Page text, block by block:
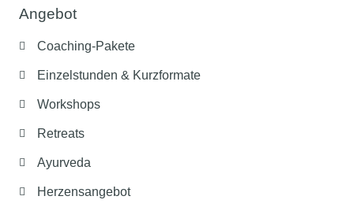
Angebot
Coaching-Pakete
Einzelstunden & Kurzformate
Workshops
Retreats
Ayurveda
Herzensangebot